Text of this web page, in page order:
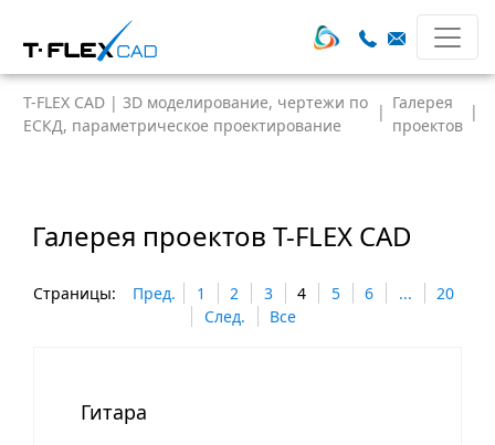
T-FLEX CAD | 3D моделирование, чертежи по
ЕСКД, параметрическое проектирование
| Галерея
проектов
|
Галерея проектов T-FLEX CAD
Страницы: Пред. 1 2 3 4 5 6 ...
20
След.
Все
Гитара